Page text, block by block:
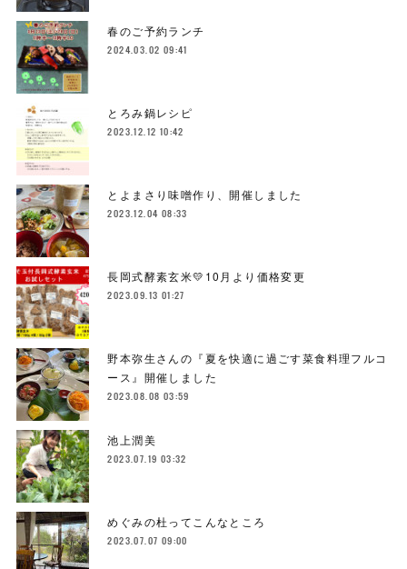
春のご予約ランチ
2024.03.02 09:41
とろみ鍋レシピ
2023.12.12 10:42
とよまさり味噌作り、開催しました
2023.12.04 08:33
長岡式酵素玄米💛10月より価格変更
2023.09.13 01:27
野本弥生さんの『夏を快適に過ごす菜食料理フルコ
ース』開催しました
2023.08.08 03:59
池上潤美
2023.07.19 03:32
めぐみの杜ってこんなところ
2023.07.07 09:00